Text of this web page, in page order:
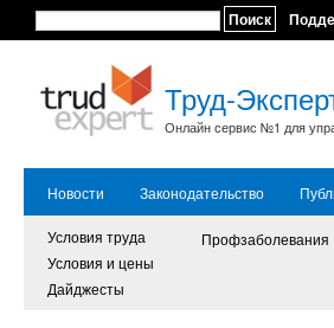
Поиск
Труд-
Онлайн сервис №1 для
Новости Законодательство
Условия труда
Условия и цены
Дайджесты
Профзаболевания